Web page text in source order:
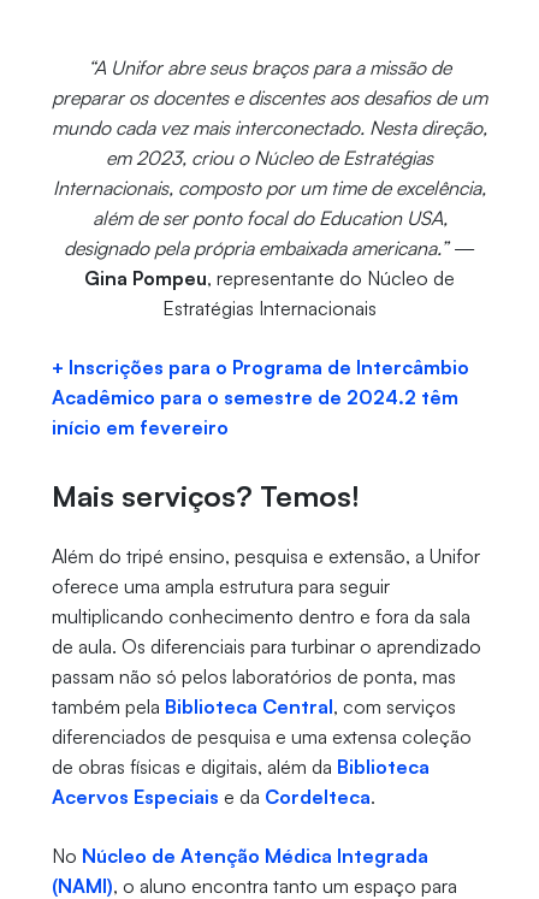
“A Unifor abre seus braços para a missão de
preparar os docentes e discentes aos desafios de um
mundo cada vez mais interconectado. Nesta direção,
em 2023, criou o Núcleo de Estratégias
Internacionais, composto por um time de excelência,
além de ser ponto focal do Education USA,
designado pela própria embaixada americana.”—
Gina Pompeu, representante do Núcleo de
Estratégias Internacionais
+ Inscrições para o Programa de Intercâmbio
Acadêmico para o semestre de 2024.2 têm
início em fevereiro
Mais serviços? Temos!
Além do tripé ensino, pesquisa e extensão, a Unifor
oferece uma ampla estrutura para seguir
multiplicando conhecimento dentro e fora da sala
de aula. Os diferenciais para turbinar o aprendizado
passam não só pelos laboratórios de ponta, mas
também pela Biblioteca Central, com serviços
diferenciados de pesquisa e uma extensa coleção
de obras físicas e digitais, além da Biblioteca
Acervos Especiais e da Cordelteca.
No Núcleo de Atenção Médica Integrada
(NAMI), o aluno encontra tanto um espaço para